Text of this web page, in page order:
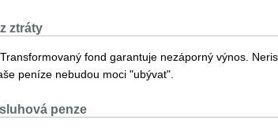
ztráty
Transformovaný fond garantuje nezáporný výnos.
peníze nebudou moci "ubývat".
penze